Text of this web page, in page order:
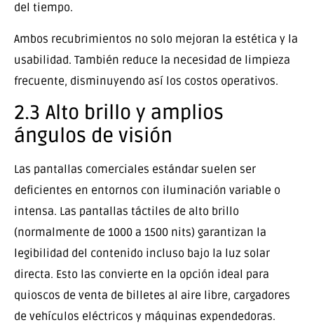
del tiempo.
Ambos recubrimientos no solo mejoran la estética y la
usabilidad. También reduce la necesidad de limpieza
frecuente, disminuyendo así los costos operativos.
2.3 Alto brillo y amplios
ángulos de visión
Las pantallas comerciales estándar suelen ser
deficientes en entornos con iluminación variable o
intensa. Las pantallas táctiles de alto brillo
(normalmente de 1000 a 1500 nits) garantizan la
legibilidad del contenido incluso bajo la luz solar
directa. Esto las convierte en la opción ideal para
quioscos de venta de billetes al aire libre, cargadores
de vehículos eléctricos y máquinas expendedoras.